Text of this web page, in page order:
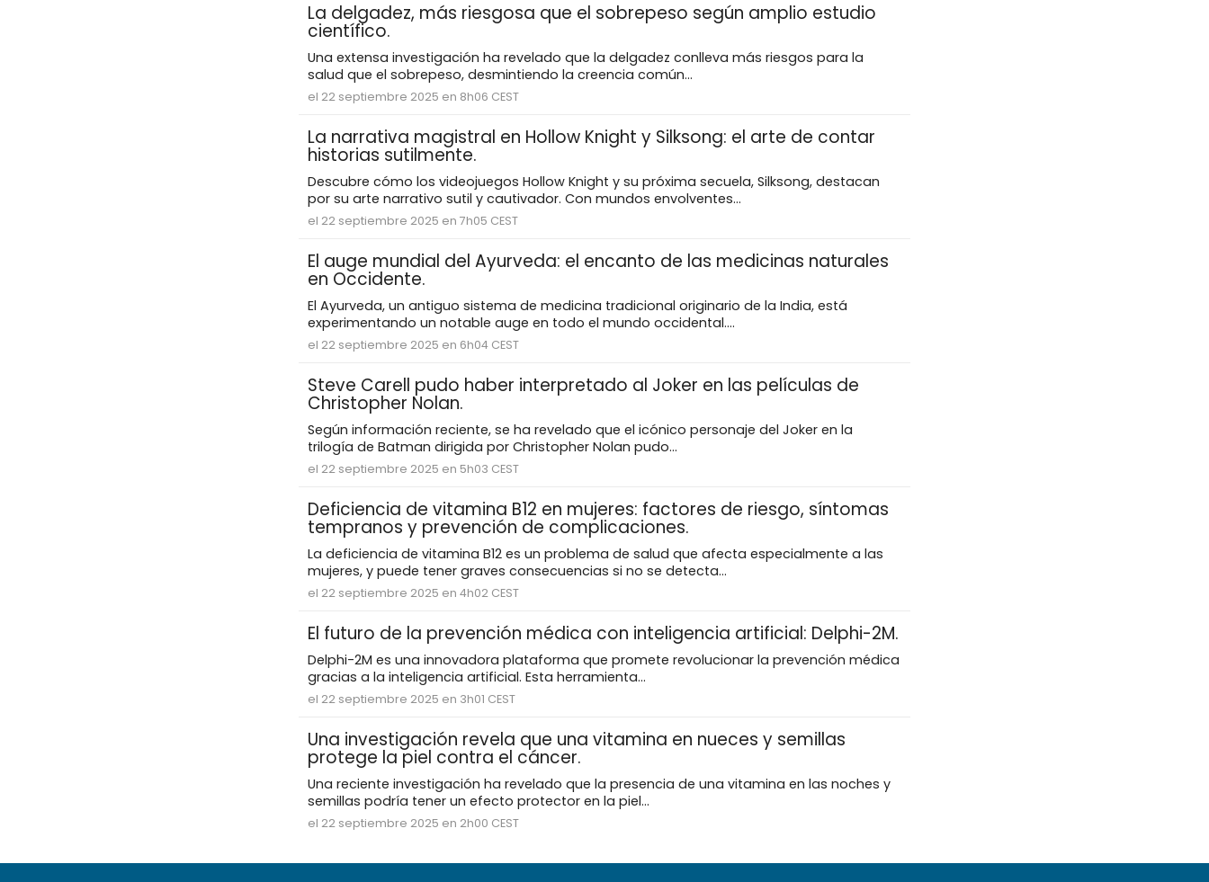
La delgadez, más riesgosa que el sobrepeso según amplio estudio
científico.
Una extensa investigación ha revelado que la delgadez conlleva más riesgos para la
salud que el sobrepeso, desmintiendo la creencia común...
el 22 septiembre 2025 en 8h06 CEST
La narrativa magistral en Hollow Knight y Silksong: el arte de contar
historias sutilmente.
Descubre cómo los videojuegos Hollow Knight y su próxima secuela, Silksong, destacan
por su arte narrativo sutil y cautivador. Con mundos envolventes...
el 22 septiembre 2025 en 7h05 CEST
El auge mundial del Ayurveda: el encanto de las medicinas naturales
en Occidente.
El Ayurveda, un antiguo sistema de medicina tradicional originario de la India, está
experimentando un notable auge en todo el mundo occidental....
el 22 septiembre 2025 en 6h04 CEST
Steve Carell pudo haber interpretado al Joker en las películas de
Christopher Nolan.
Según información reciente, se ha revelado que el icónico personaje del Joker en la
trilogía de Batman dirigida por Christopher Nolan pudo...
el 22 septiembre 2025 en 5h03 CEST
Deficiencia de vitamina B12 en mujeres: factores de riesgo, síntomas
tempranos y prevención de complicaciones.
La deficiencia de vitamina B12 es un problema de salud que afecta especialmente a las
mujeres, y puede tener graves consecuencias si no se detecta...
el 22 septiembre 2025 en 4h02 CEST
El futuro de la prevención médica con inteligencia artificial: Delphi-2M.
Delphi-2M es una innovadora plataforma que promete revolucionar la prevención médica
gracias a la inteligencia artificial. Esta herramienta...
el 22 septiembre 2025 en 3h01 CEST
Una investigación revela que una vitamina en nueces y semillas
protege la piel contra el cáncer.
Una reciente investigación ha revelado que la presencia de una vitamina en las noches y
semillas podría tener un efecto protector en la piel...
el 22 septiembre 2025 en 2h00 CEST